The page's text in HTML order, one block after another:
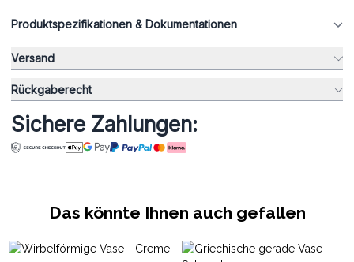
Produktspezifikationen & Dokumentationen
Versand
Rückgaberecht
Sichere Zahlungen:
Das könnte Ihnen auch gefallen